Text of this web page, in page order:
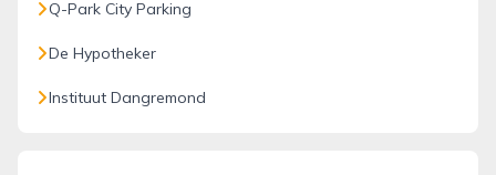
Q-Park City Parking
De Hypotheker
Instituut Dangremond